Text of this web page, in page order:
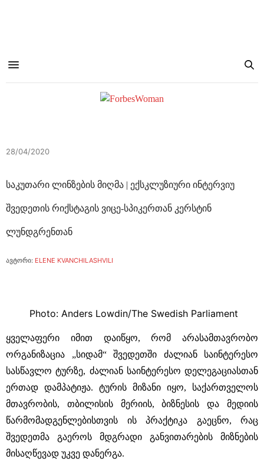
28/04/2020
საკუთარი ლინზების მიღმა | ექსკლუზიური ინტერვიუ
შვედეთის რიქსტაგის ვიცე-სპიკერთან კერსტინ
ლუნდგრენთან
ავტორი: ELENE KVANCHILASHVILI
Photo: Anders Lowdin/The Swedish Parliament
ყველაფერი იმით დაიწყო, რომ არასამთავრობო
ორგანიზაცია „სიდამ“ შვედეთში ძალიან საინტერესო
სასწავლო ტურზე, ძალიან საინტერესო დელეგაციასთან
ერთად დამპატიჟა. ტურის მიზანი იყო, საქართველოს
მთავრობის, თბილისის მერიის, ბიზნესის და მედიის
წარმომადგენლებისთვის ის პრაქტიკა გაეცნო, რაც
შვედეთმა გაეროს მდგრადი განვითარების მიზნების
მისაღწევად უკვე დანერგა.